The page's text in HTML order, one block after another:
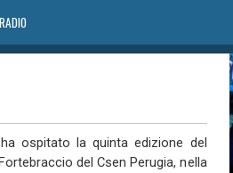
ospitato la quinta edizione del
del Csen Perugia, nella